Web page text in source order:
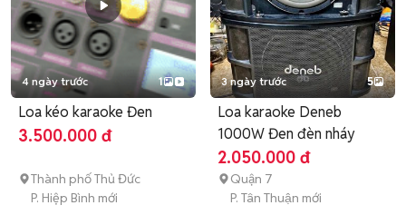
4 ngày trước 1
Loa kéo karaoke Đen
3.500.000 đ
Thành phố Thủ Đức
P. Hiệp Bình mới
3 ngày trước 5
Loa karaoke Deneb
1000W Đen đèn nháy
2.050.000 đ
Quận 7
P. Tân Thuận mới